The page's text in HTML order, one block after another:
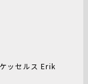
ッセルス Erik